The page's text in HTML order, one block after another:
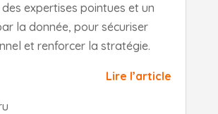
expertises pointues et un
la donnée, pour sécuriser
et renforcer la stratégie.
Lire l’article